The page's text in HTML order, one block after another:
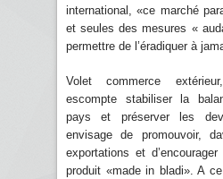
international, «ce marché
et seules des mesures «
permettre de l’éradiquer à
Volet commerce
escompte stabiliser la
pays et préserver les
envisage de promouvoir,
exportations et
produit «made in bladi». A